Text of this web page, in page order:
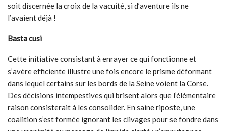
soit discernée la croix de la vacuité, si d’aventure ils ne
l’avaient déjà !
Basta cusi
Cette initiative consistant à enrayer ce qui fonctionne et
s’avère efficiente illustre une fois encore le prisme déformant
dans lequel certains sur les bords de la Seine voient la Corse.
Des décisions intempestives qui brisent alors que l’élémentaire
raison consisterait à les consolider. En saine riposte, une
coalition s’est formée ignorant les clivages pour se fondre dans